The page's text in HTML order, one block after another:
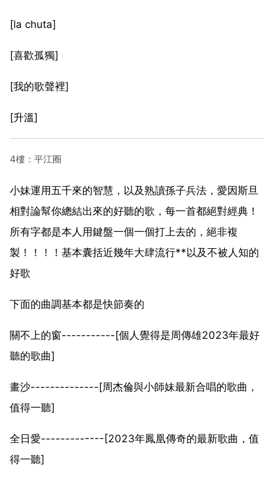
[la chuta]
[喜歡孤獨]
[我的歌聲裡]
[升溫]
4樓：平江圈
小妹運用五千來的智慧，以及熟讀孫子兵法，愛因斯旦
相對論幫你總結出來的好聽的歌，每一首都絕對經典！
所有字都是本人用鍵盤一個一個打上去的，絕非複
製！！！！基本囊括近幾年大肆流行**以及不被人知的
好歌
下面的曲調基本都是快節奏的
關不上的窗-----------[個人覺得是周傳雄2023年最好
聽的歌曲]
畫沙--------------[周杰倫與小師妹最新合唱的歌曲，
值得一聽]
全日愛-------------[2023年鳳凰傳奇的最新歌曲，值
得一聽]